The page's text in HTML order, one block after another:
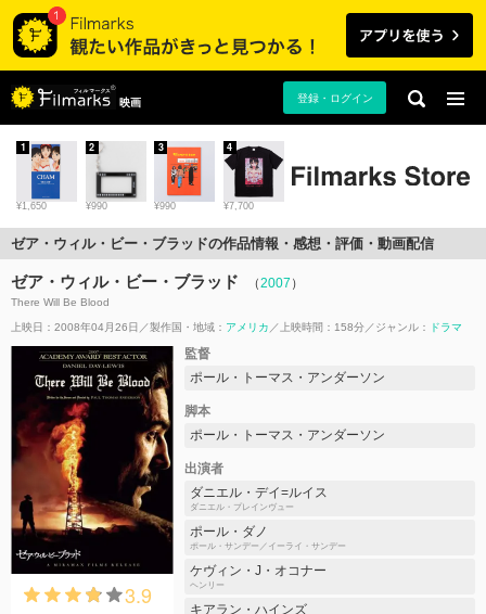
映画 登録・ログイン
¥1,650
1
¥990
2
¥990
3
¥7,700
4
ゼア・ウィル・ビー・ブラッドの作品情報・感想・評価・動画配信
ゼア・ウィル・ビー・ブラッド （2007 ）
There Will Be Blood
上映日：2008年04月26日 製作国・地域： アメリカ 上映時間：158分 ジャンル： ドラマ
3.9
監督
ポール・トーマス・アンダーソン
脚本
ポール・トーマス・アンダーソン
出演者
ダニエル・デイ=ルイス
ダニエル・プレインヴュー
ポール・ダノ
ポール・サンデー／イーライ・サンデー
ケヴィン・J・オコナー
ヘンリー
キアラン・ハインズ